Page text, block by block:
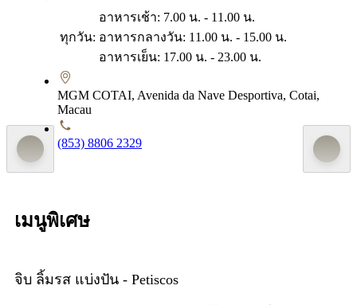
ทุกวัน:
อาหารเช้า: 7.00 น. - 11.00 น.
อาหารกลางวัน: 11.00 น. - 15.00 น.
อาหารเย็น: 17.00 น. - 23.00 น.
MGM COTAI, Avenida da Nave Desportiva, Cotai,
Macau
(853) 8806 2329
เมนูพิเศษ
จิบ ลิ้มรส แบ่งปัน - Petiscos